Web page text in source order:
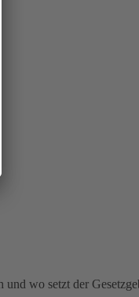
wo setzt der